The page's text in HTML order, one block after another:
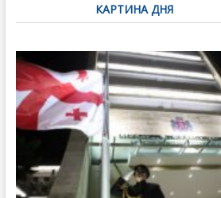
записямКАРТИНА ДНЯ